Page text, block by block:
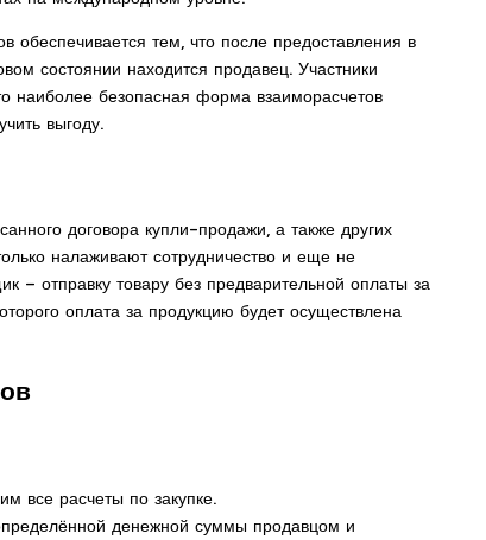
тем, что после предоставления в
состоянии находится продавец. Участники
наиболее безопасная форма взаиморасчетов
выгоду.
договора купли-продажи, а также других
налаживают сотрудничество и еще не
– отправку товару без предварительной оплаты за
оплата за продукцию будет осуществлена
все расчеты по закупке.
денежной суммы продавцом и